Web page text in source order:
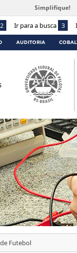
2 Ir para a busca 3
Simplifique!
AUDITORIA
Futebol